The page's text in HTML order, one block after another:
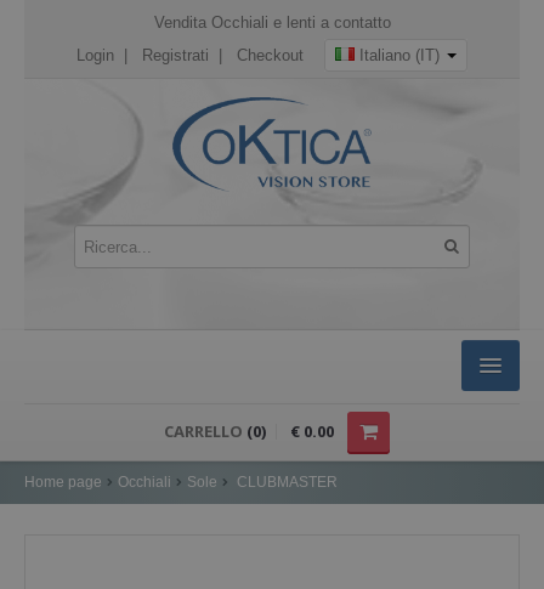
Vendita Occhiali e lenti a contatto
Login
Registrati Checkout Italiano (IT)
OCCHIALI
CARRELLO (0) € 0.00
Home page Occhiali Sole CLUBMASTER